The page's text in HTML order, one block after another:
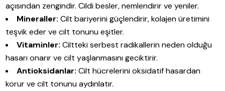
açısından zengindir. Cildi besler, nemlendirir ve yeniler.
Mineraller: Cilt bariyerini güçlendirir, kolajen üretimini
teşvik eder ve cilt tonunu eşitler.
Vitaminler: Ciltteki serbest radikallerin neden olduğu
hasarı onarır ve cilt yaşlanmasını geciktirir.
Antioksidanlar: Cilt hücrelerini oksidatif hasardan
korur ve cilt tonunu aydınlatır.